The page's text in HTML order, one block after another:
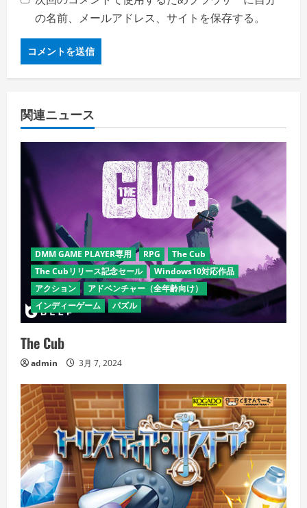
の名前、メールアドレス、サイトを保存する。
関連ニュース
DMM GAME PLAYER専用 RPG
The Cub
The Cubリリース記念セール
Windows10対応作品
アクション
アドベンチャー（全年齢向け）
インディーゲーム
パズル
The Cub
admin 3月 7, 2024